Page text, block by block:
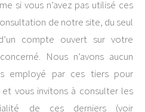
si vous n’avez pas utilisé ces
de notre site, du seul
compte ouvert sur votre
Nous n’avons aucun
employé par ces tiers pour
vous invitons à consulter les
de ces derniers (voir